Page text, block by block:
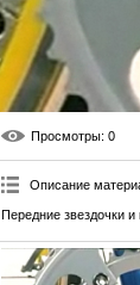
Просмотры: 0
Описание
Передние звездочки и